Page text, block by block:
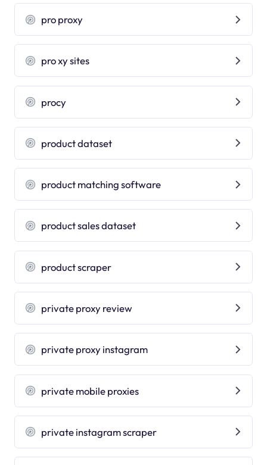
pro proxy
pro xy sites
procy
product dataset
product matching software
product sales dataset
product scraper
private proxy review
private proxy instagram
private mobile proxies
private instagram scraper